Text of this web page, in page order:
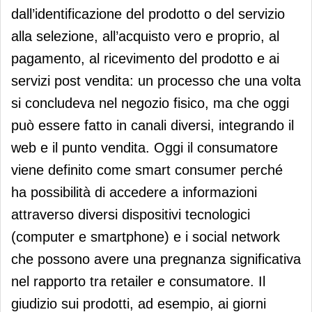
dall’identificazione del prodotto o del servizio
alla selezione, all’acquisto vero e proprio, al
pagamento, al ricevimento del prodotto e ai
servizi post vendita: un processo che una volta
si concludeva nel negozio fisico, ma che oggi
può essere fatto in canali diversi, integrando il
web e il punto vendita. Oggi il consumatore
viene definito come smart consumer perché
ha possibilità di accedere a informazioni
attraverso diversi dispositivi tecnologici
(computer e smartphone) e i social network
che possono avere una pregnanza significativa
nel rapporto tra retailer e consumatore. Il
giudizio sui prodotti, ad esempio, ai giorni